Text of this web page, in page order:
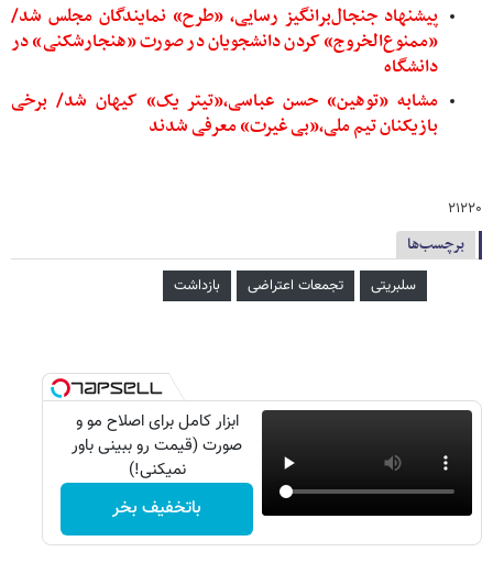
پیشنهاد جنجال‌برانگیز رسایی، «طرح» نمایندگان مجلس شد/
«ممنوع‌الخروج» کردن دانشجویان در صورت «هنجارشکنی» در
دانشگاه
مشابه «توهین» حسن عباسی،«تیتر یک» کیهان شد/ برخی
بازیکنان تیم ملی،«بی غیرت» معرفی شدند
۲۱۲۲۰
برچسب‌ها
سلبریتی تجمعات اعتراضی بازداشت
ابزار کامل برای اصلاح مو و
صورت (قیمت رو ببینی باور
نمیکنی!)
باتخفیف بخر